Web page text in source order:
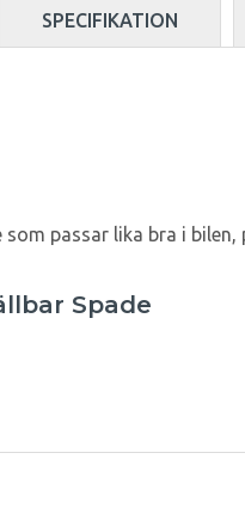
SPECIFIKATION
passar lika bra i
Spade